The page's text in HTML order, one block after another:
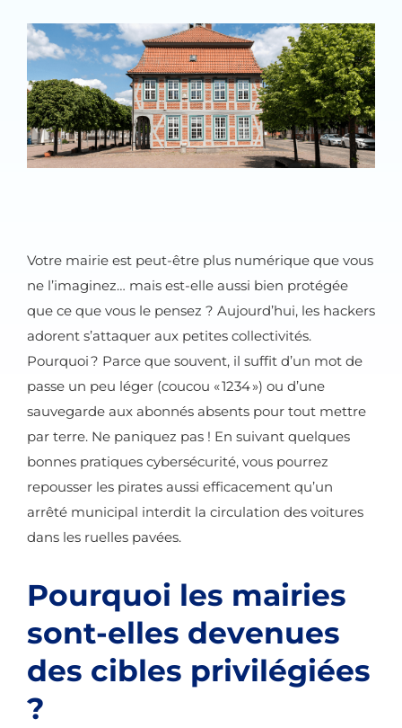
Votre mairie est peut-être plus numérique que vous
ne l’imaginez… mais est-elle aussi bien protégée
que ce que vous le pensez ? Aujourd’hui, les hackers
adorent s’attaquer aux petites collectivités.
Pourquoi ? Parce que souvent, il suffit d’un mot de
passe un peu léger (coucou « 1234 ») ou d’une
sauvegarde aux abonnés absents pour tout mettre
par terre. Ne paniquez pas ! En suivant quelques
bonnes pratiques cybersécurité, vous pourrez
repousser les pirates aussi efficacement qu’un
arrêté municipal interdit la circulation des voitures
dans les ruelles pavées.
Pourquoi les mairies
sont-elles devenues
des cibles privilégiées
?